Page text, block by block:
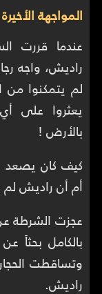
المواجهة الأخيرة
عندما قررت
راديش، واجه
لم يتمكنوا من
يعثروا على
بالأرض !
كيف كان
أم أن راديش
عجزت الشرطة
بالكامل بحثاً
وتساقطت
راديش.